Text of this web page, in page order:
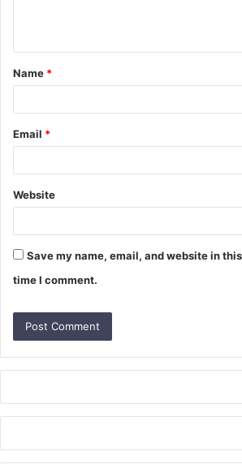
t
*
Name *
Email *
Website
Save my name, email, and website in
time I comment.